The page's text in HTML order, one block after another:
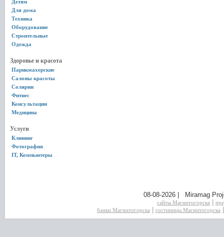
Детям
Для дома
Техника
Оборудование
Строительные
Одежда
Здоровье и красота
Парикмахерские
Салоны красоты
Солярии
Фитнес
Консультации
Медицина
Услуги
Клининг
Фотография
IT, Компьютеры
08-08-2026 | Miramag
сайты Магнитогорска
банки Магнитогорска
гостиницы Магнитогорска